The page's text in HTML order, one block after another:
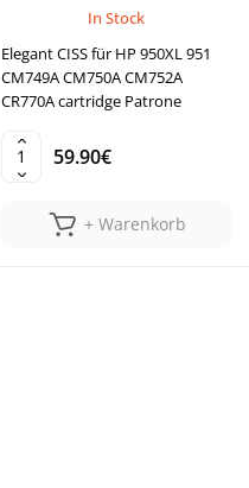
In Stock
Elegant CISS für HP 950XL 951
CM749A CM750A CM752A
CR770A cartridge Patrone
59.90€
+ Warenkorb